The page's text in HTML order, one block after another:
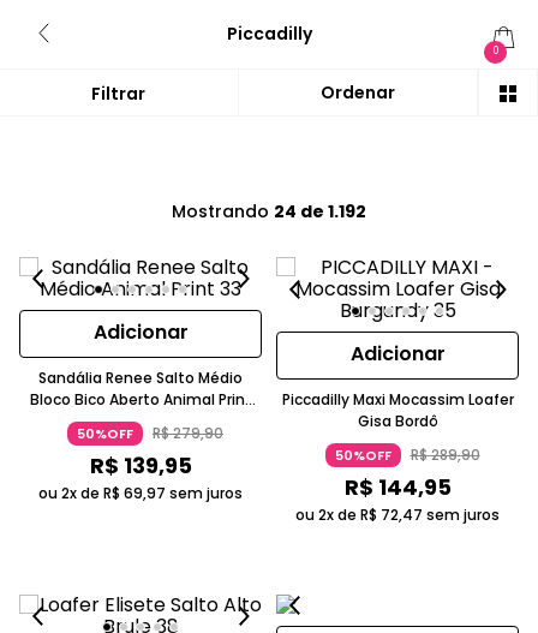
Piccadilly
0
Mostrando 24 de 1.192
Adicionar
Sandália Renee Salto Médio
Bloco Bico Aberto Animal Print
Fivela Piccadilly
50%OFF R$279,90
R$ 139,95
ou 2x de R$ 69,97 sem juros
Adicionar
Piccadilly Maxi Mocassim Loafer
Gisa Bordô
50%OFF R$289,90
R$ 144,95
ou 2x de R$ 72,47 sem juros